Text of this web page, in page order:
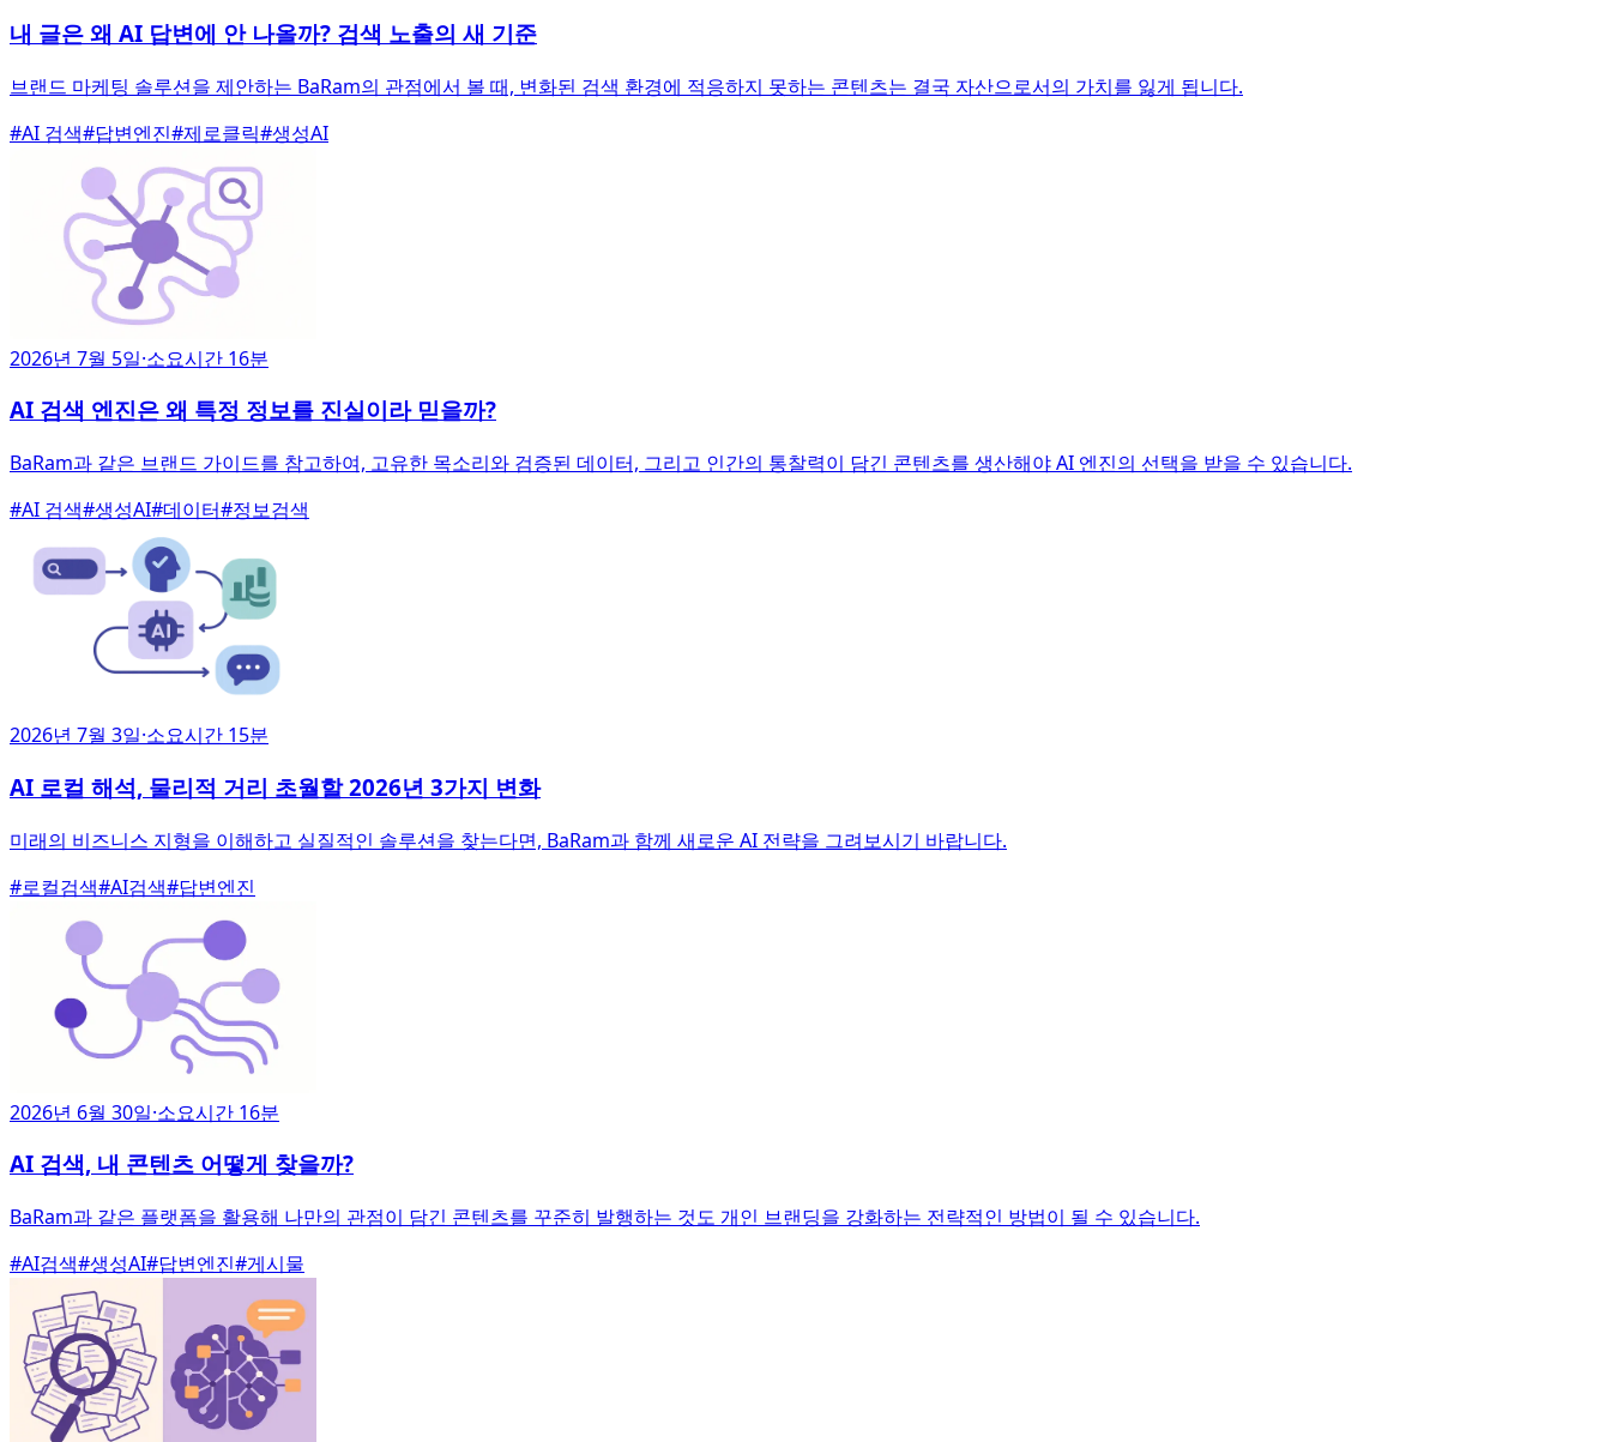
내 글은 왜 AI 답변에 안 나올까? 검색 노출의 새 기준
브랜드 마케팅 솔루션을 제안하는 BaRam의 관점에서 볼 때, 변화된 검색 환경에 적응하지 못하는 콘텐츠는 결국 자산으로서의 가치를 잃게 됩니다.
#AI 검색#답변엔진#제로클릭#생성AI
2026년 7월 5일·소요시간 16분
AI 검색 엔진은 왜 특정 정보를 진실이라 믿을까?
BaRam과 같은 브랜드 가이드를 참고하여, 고유한 목소리와 검증된 데이터, 그리고 인간의 통찰력이 담긴 콘텐츠를 생산해야 AI 엔진의 선택을 받을 수 있습니다.
#AI 검색#생성AI#데이터#정보검색
2026년 7월 3일·소요시간 15분
AI 로컬 해석, 물리적 거리 초월할 2026년 3가지 변화
미래의 비즈니스 지형을 이해하고 실질적인 솔루션을 찾는다면, BaRam과 함께 새로운 AI 전략을 그려보시기 바랍니다.
#로컬검색#AI검색#답변엔진
2026년 6월 30일·소요시간 16분
AI 검색, 내 콘텐츠 어떻게 찾을까?
BaRam과 같은 플랫폼을 활용해 나만의 관점이 담긴 콘텐츠를 꾸준히 발행하는 것도 개인 브랜딩을 강화하는 전략적인 방법이 될 수 있습니다.
#AI검색#생성AI#답변엔진#게시물